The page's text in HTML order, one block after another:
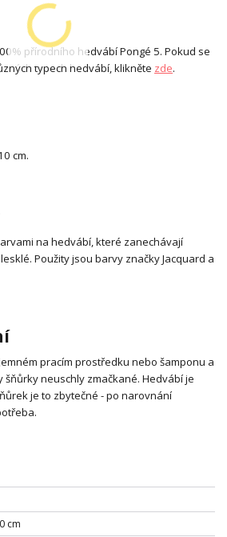
přírodního hedvábí Pongé 5. Pokud se
typech hedvábí, klikněte zde.
cm.
na hedvábí, které zanechávají
Použity jsou barvy značky Jacquard a
pracím prostředku nebo šamponu a
neuschly zmačkané. Hedvábí je
je to zbytečné - po narovnání
cm